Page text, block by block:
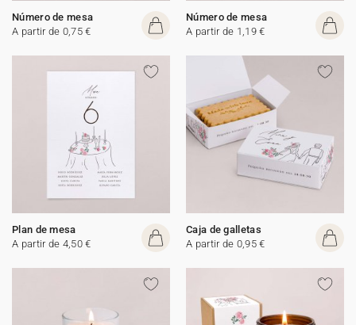
Número de mesa
A partir de 0,75 €
Número de mesa
A partir de 1,19 €
Plan de mesa
A partir de 4,50 €
Caja de galletas
A partir de 0,95 €